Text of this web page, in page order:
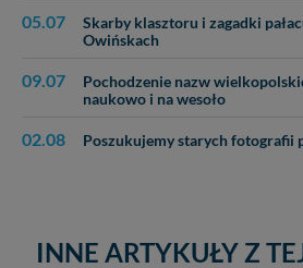
05.07
Skarby klasztoru i zagadki
Owińskach
09.07
Pochodzenie nazw
naukowo i na wesoło
02.08 Poszukujemy starych fotografii
INNE ARTYKUŁY Z